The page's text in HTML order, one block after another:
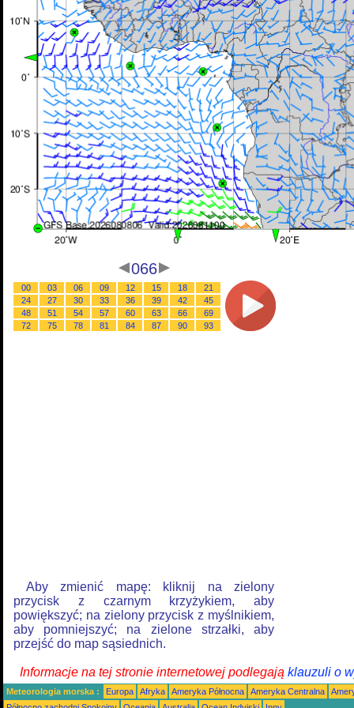
066
00 03 06 09 12 15 18
21
24
27 30 33 36 39 42
45
48
51 54 57 60 63 66
69
72
75 78 81 84 87 90 93
Aby zmienić mapę: kliknij na zielony
przycisk z czarnym krzyżykiem, aby
powiększyć; na zielony przycisk z myślnikiem,
aby pomniejszyć; na zielone strzałki, aby
przejść do map sąsiednich.
Informacje na tej stronie internetowej podlegają klauzuli o
Meteorologia morska : Europa Afryka Ameryka Północna Ameryka Centralna